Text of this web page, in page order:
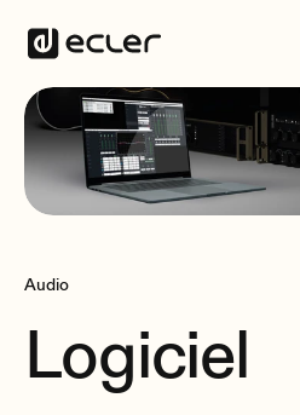
Produit
Solutions
Soutien et communauté
Audio
Logiciel